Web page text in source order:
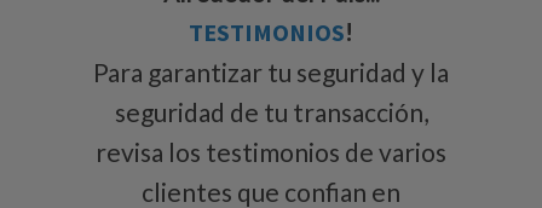
TESTIMONIOS!
Para garantizar tu seguridad y la
seguridad de tu transacción,
revisa los testimonios de varios
clientes que confian en